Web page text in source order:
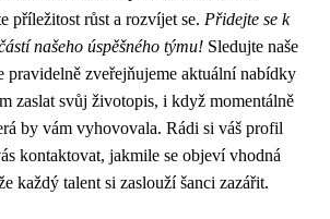
příležitost růst a rozvíjet se. Přidejte se k
našeho úspěšného týmu! Sledujte naše
pravidelně zveřejňujeme aktuální nabídky
zaslat svůj životopis, i když momentálně
by vám vyhovovala. Rádi si váš profil
kontaktovat, jakmile se objeví vhodná
každý talent si zaslouží šanci zazářit.